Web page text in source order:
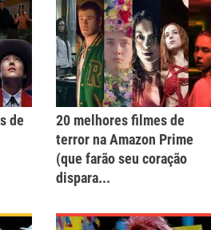
de
20 melhores filmes de
terror na Amazon Prime
(que farão seu coração
dispara...